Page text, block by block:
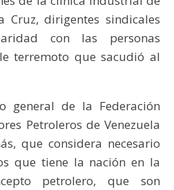
Cruz, dirigentes sindicales
con las personas
terremoto que sacudió al
general de la Federación
Petroleros de Venezuela
que considera necesario
que tiene la nación en la
petrolero, que son